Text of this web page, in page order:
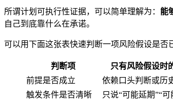
所谓计划可执行性证据，可以简单理解为： 能
自己到底靠什么在承诺。
可以用下面这张表快速判断一项风险假设是否
判断项 只有风险假设时
前提是否成立
依赖口头判断或历
触发条件是否清晰
只说“可能延期”“可